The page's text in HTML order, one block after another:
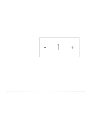
le sac